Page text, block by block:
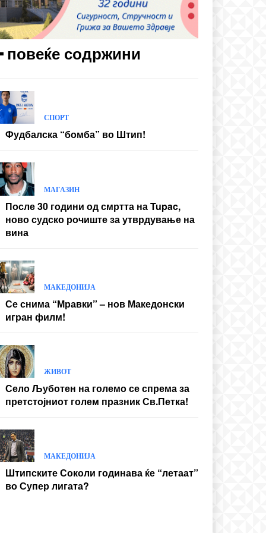
повеќе содржини
СПОРТ
Фудбалска “бомба” во Штип!
МАГАЗИН
После 30 години од смртта на Tupac,
ново судско рочиште за утврдување на
вина
МАКЕДОНИЈА
Се снима “Мравки” – нов Македонски
игран филм!
ЖИВОТ
Село Љуботен на големо се спрема за
претстојниот голем празник Св.Петка!
МАКЕДОНИЈА
Штипските Соколи годинава ќе “летаат”
во Супер лигата?